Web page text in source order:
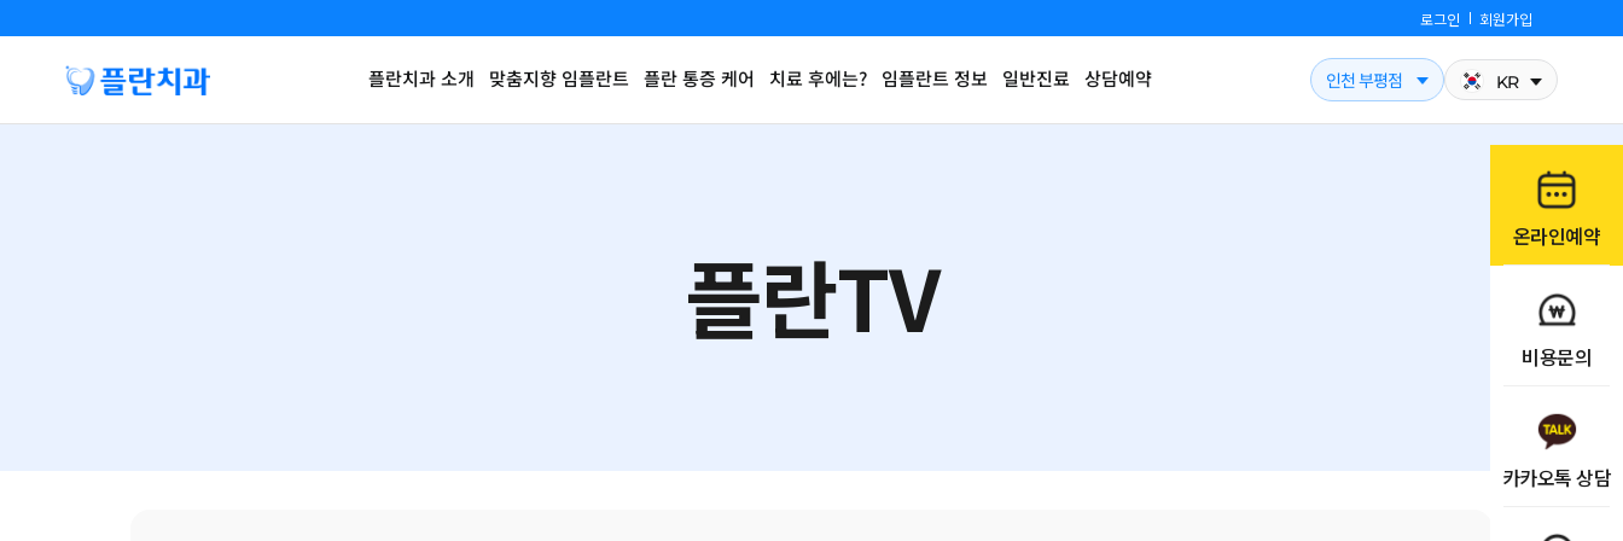
로그인 회원가입
플란치과 소개 맞춤지향 임플란트 플란 통증 케어 치료 후에는? 임플란트 정보 일반진료 상담예약 인천 부평점 KR
플란TV 온라인예약
비용문의
카카오톡 상담